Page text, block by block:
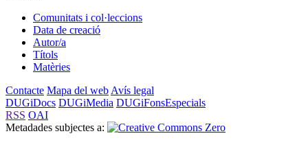
Comunitats i col·leccions
Data de creació
Autor/a
Títols
Matèries
Contacte Mapa del web Avís legal
DUGiDocs DUGiMedia DUGiFonsEspecials
RSS OAI
Metadades subjectes a: